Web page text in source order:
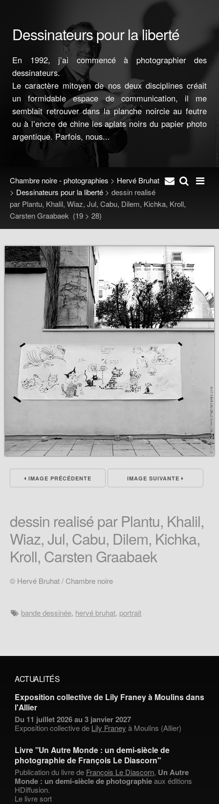
Dessinateurs pour la liberté
En 1992, j’ai commencé à photographier des
dessinateurs.
Le caractère mitoyen de nos deux disciplines créait
un formidable espace de communication, il me
semblait retrouver dans la planche noircie au feutre
ou à l’encre de chine les aplats noirs du papier photo
argentique. Parfois, nous...
Chambre noire - photographies > Hervé Bruhat
> Dessinateurs pour la liberté > dessin realisé
par Plantu, Khalil, Wiaz, Jul, Cabu, Dilem, Kichka, Kroll,
Carsten Graabaek (19 > 28)
IMAGE PRÉCÉDENTE IMAGE SUIVANTE
dessin realisé par Plantu, Khalil,
Wiaz, Jul, Cabu, Dilem, Kichka,
Kroll, Carsten Graabaek
© Hervé Bruhat / Chambre noire
bande dessinée, hervé bruhat, portrait
ACTUALITÉS
Exposition collective de Lily Franey à Moulins dans
l'Allier
Du 11 juillet 2026 au 3 janvier 2027
Exposition collective de Lily Franey à Moulins (Allier)
Livre "Un Autre Monde : un demi-siècle de
photographie de François Le Diascorn"
Publication du livre de François Le Diascorn, Un Autre
Monde : un demi-siècle de photographieaux éditions
HDiffusion.
Le livre sort